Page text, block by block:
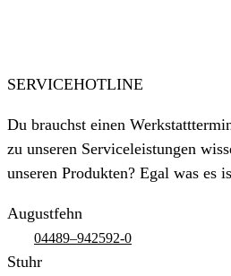
SERVICEHOTLINE
Du brauchst einen
zu unseren Serviceleistungen
unseren Produkten? Egal was es
Augustfehn
04489–942592-0
Stuhr